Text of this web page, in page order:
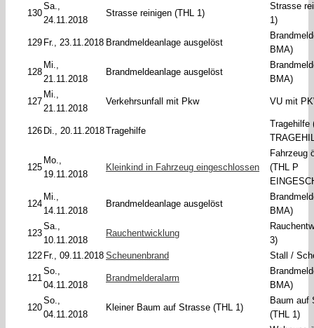
130
Sa.,
24.11.2018
Strasse reinigen (THL 1)
Strasse
1)
129 Fr., 23.11.2018 Brandmeldeanlage ausgelöst
BMA)
128
Mi.,
21.11.2018
Brandmeldeanlage ausgelöst
BMA)
127
Mi.,
21.11.2018
Verkehrsunfall mit Pkw VU mit
126 Di., 20.11.2018Tragehilfe
Tragehilfe
125
Mo.,
19.11.2018
Kleinkind in Fahrzeug eingeschlossen
Fahrzeug
(THL P
124
Mi.,
14.11.2018
Brandmeldeanlage ausgelöst
BMA)
123
Sa.,
10.11.2018
Rauchentwicklung
3)
122 Fr., 09.11.2018 Scheunenbrand Stall /
121
So.,
04.11.2018
Brandmelderalarm
BMA)
120
So.,
04.11.2018
Kleiner Baum auf Strasse (THL 1)
Baum auf
(THL 1)